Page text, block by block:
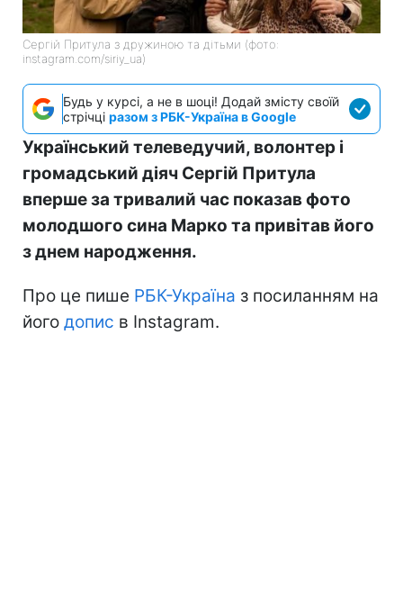
Сергій Притула з дружиною та дітьми (фото:
instagram.com/siriy_ua)
Будь у курсі, а не в шоці! Додай змісту своїй
стрічці разом з РБК-Україна в Google
Український телеведучий, волонтер і
громадський діяч Сергій Притула
вперше за тривалий час показав фото
молодшого сина Марко та привітав його
з днем народження.
Про це пише РБК-Україна з посиланням на
його допис в Instagram.